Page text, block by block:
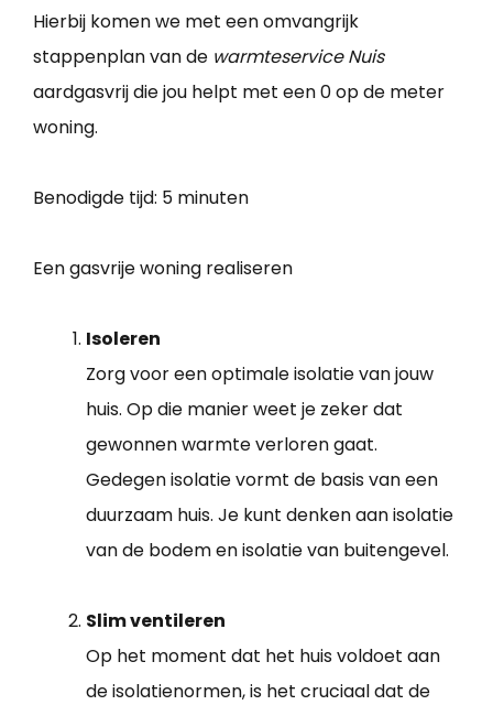
Hierbij komen we met een omvangrijk
stappenplan van de warmteservice Nuis
aardgasvrij die jou helpt met een 0 op de meter
woning.
Benodigde tijd: 5 minuten
Een gasvrije woning realiseren
Isoleren
Zorg voor een optimale isolatie van jouw
huis. Op die manier weet je zeker dat
gewonnen warmte verloren gaat.
Gedegen isolatie vormt de basis van een
duurzaam huis. Je kunt denken aan isolatie
van de bodem en isolatie van buitengevel.
Slim ventileren
Op het moment dat het huis voldoet aan
de isolatienormen, is het cruciaal dat de